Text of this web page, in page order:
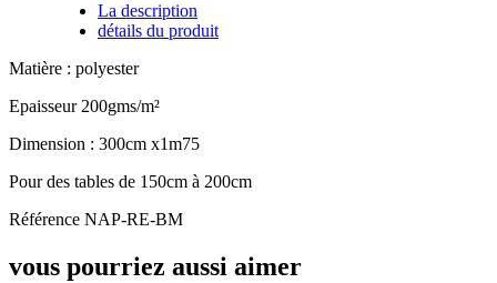
La description
détails du produit
Matière : polyester
Epaisseur 200gms/m²
Dimension : 300cm x1m75
Pour des tables de 150cm à 200cm
Référence NAP-RE-BM
vous pourriez aussi aimer